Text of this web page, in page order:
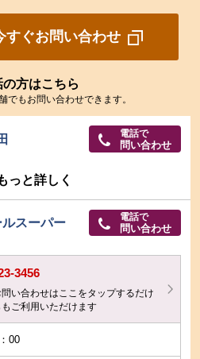
すぐお問い合わせ
の方はこちら
もお問い合わせできます。
電話で
問い合わせ
っと詳しく
スーパー 電話で
問い合わせ
3456
い合わせはここをタップするだけ
ご利用いただけます
00